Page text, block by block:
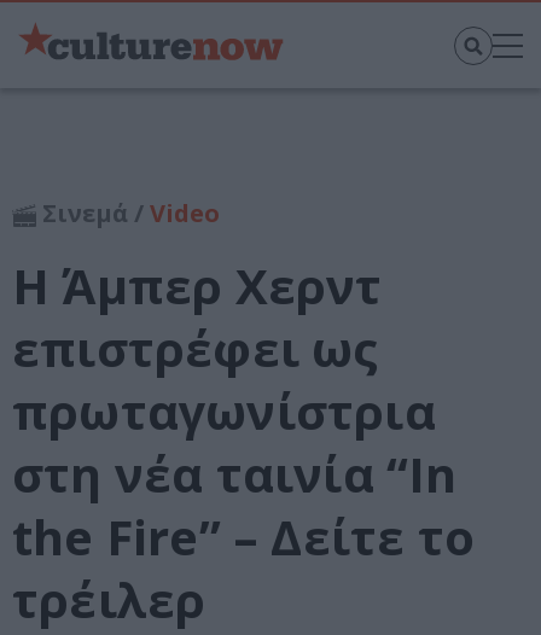
Σινεμά /Video
Η Άμπερ Χερντ
επιστρέφει ως
πρωταγωνίστρια
στη νέα ταινία “In
the Fire” – Δείτε το
τρέιλερ